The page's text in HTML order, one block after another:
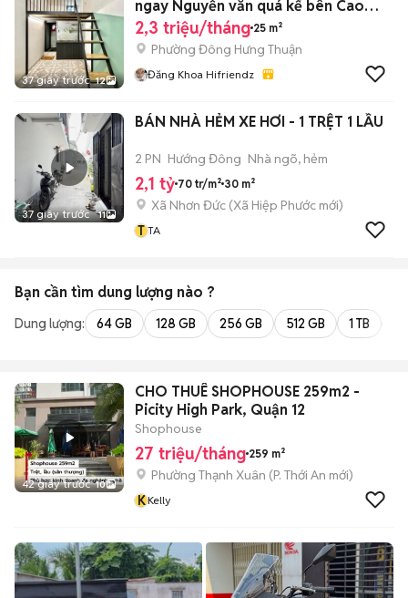
37 giây trước 12
ngay Nguyễn văn quá kế bên Cao
đẳng VOV
2,3 triệu/tháng 25 m²
Phường Đông Hưng Thuận
Đăng Khoa Hifriendz
37 giây trước 11
BÁN NHÀ HẺM XE HƠI - 1 TRỆT 1 LẦU
2 PN Hướng Đông Nhà ngõ, hẻm
2,1 tỷ 70 tr/m² 30 m²
Xã Nhơn Đức (Xã Hiệp Phước mới)
T TA
Bạn cần tìm dung lượng nào ?
Dung lượng: 64 GB 128 GB 256 GB 512 GB 1 TB
42 giây trước 10
CHO THUÊ SHOPHOUSE 259m2 -
Picity High Park, Quận 12
Shophouse
27 triệu/tháng 259 m²
Phường Thạnh Xuân (P. Thới An mới)
KKelly